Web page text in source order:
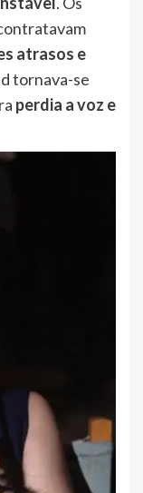
atrasos e
tornava-se
perdia a voz e